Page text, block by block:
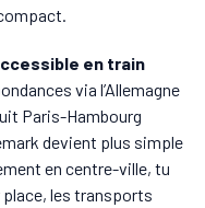
en train
via l’Allemagne
Paris-Hambourg
devient plus simple
en centre-ville, tu
les transports